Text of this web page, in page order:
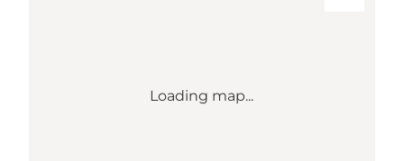
Loading map...